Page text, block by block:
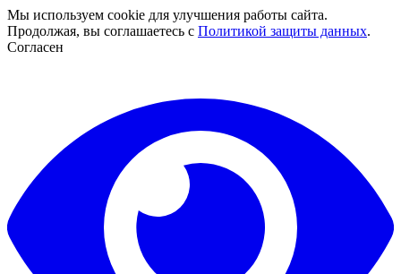
Мы используем cookie для улучшения работы сайта.
Продолжая, вы соглашаетесь с Политикой защиты данных.
Согласен